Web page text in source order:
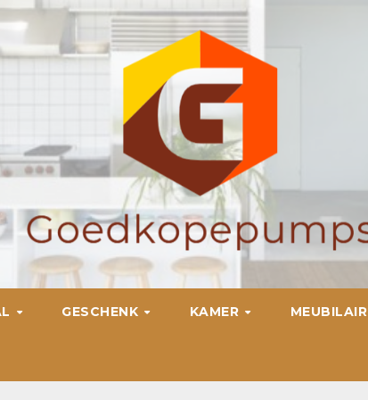
GESCHENK KAMER MEUBILAIR